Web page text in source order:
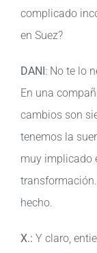
complicado
en Suez?
DANI: No te lo
En una
cambios son
tenemos la
muy implicado
hecho.
X.: Y claro,